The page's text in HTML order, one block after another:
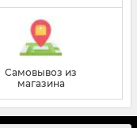
Самовывоз из
магазина